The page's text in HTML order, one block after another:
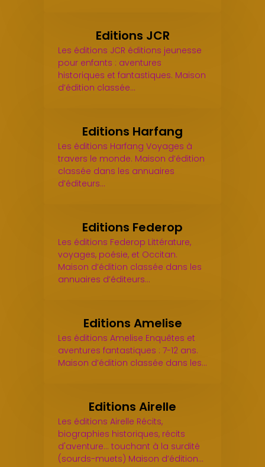
Editions JCR
Les éditions JCR éditions jeunesse
pour enfants : aventures
historiques et fantastiques. Maison
d’édition classée…
Editions Harfang
Les éditions Harfang Voyages à
travers le monde. Maison d’édition
classée dans les annuaires
d’éditeurs…
Editions Federop
Les éditions Federop Littérature,
voyages, poésie, et Occitan.
Maison d’édition classée dans les
annuaires d’éditeurs…
Editions Amelise
Les éditions Amelise Enquêtes et
aventures fantastiques : 7-12 ans.
Maison d’édition classée dans les…
Editions Airelle
Les éditions Airelle Récits,
biographies historiques, récits
d'aventure... touchant à la surdité
(sourds-muets) Maison d’édition…